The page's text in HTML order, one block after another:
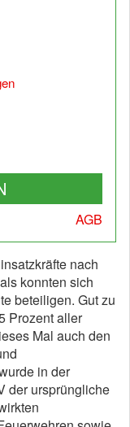
AGB
nach
konnten sich
beteiligen. Gut zu
Prozent aller
Mal auch den
in der
der ursprüngliche